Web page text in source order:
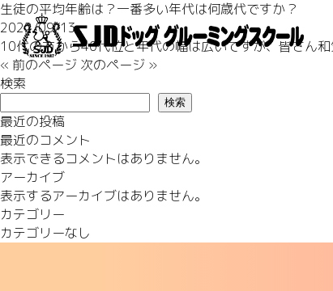
生徒の平均年齢は？一番多い年代は何歳代ですか？
2022/09/13
10代の方から40代位と年代の幅は広いですが、皆さん
« 前のページ 次のページ »
検索
検索
最近の投稿
最近のコメント
表示できるコメントはありません。
アーカイブ
表示するアーカイブはありません。
カテゴリー
カテゴリーなし